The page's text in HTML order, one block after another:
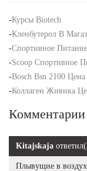
-Курсы Biotech
-Кленбутерол В
-Спортивное
-Scoop Спортивное
-Bosch Bsn 2100 Цена
-Коллаген Живика
Комментарии
Kitajskaja
Плывущие в